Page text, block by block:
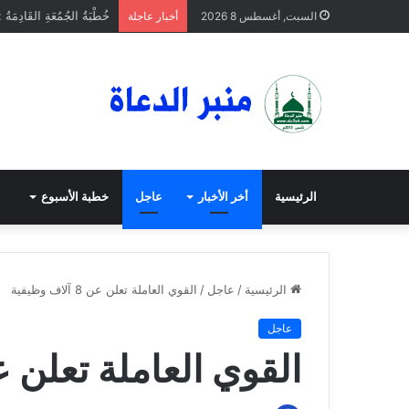
السبت, أغسطس 8 2026 أخبار عاجلة خُطْبَةُ الجُمُعَةِ
الرئيسية أخر الأخبار عاجل خطبة الأسبوع
الرئيسية / عاجل / القوي العاملة تعلن عن 8 آلاف وظيفية
عاجل
القوي العاملة تعلن عن 8 آلاف